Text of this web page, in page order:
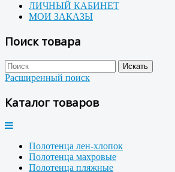
ЛИЧНЫЙ КАБИНЕТ
МОИ ЗАКАЗЫ
Поиск товара
Расширенный поиск
Каталог товаров
Полотенца лен-хлопок
Полотенца махровые
Полотенца пляжные